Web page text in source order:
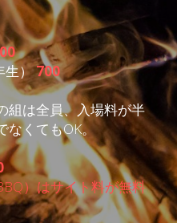
生） 700
組は全員、入場料が半
なくてもOK。
）はサイト料が無料